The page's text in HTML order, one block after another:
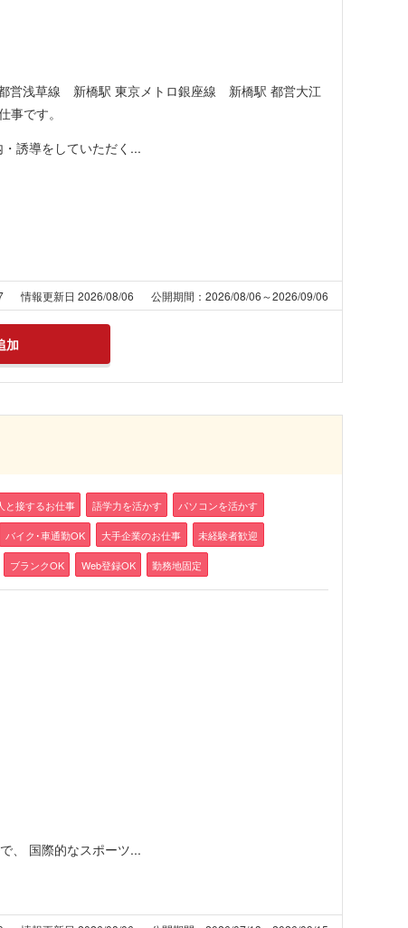
浅草線 新橋駅 東京メトロ銀座線 新橋駅 都営大江
です。
誘導をしていただく...
情報更新日 2026/08/06 公開期間：2026/08/06～2026/09/06
加
と接するお仕事 語学力を活かす パソコンを活かす
バイク･車通勤OK 大手企業のお仕事 未経験者歓迎
ブランクOK Web登録OK 勤務地固定
、 国際的なスポーツ...